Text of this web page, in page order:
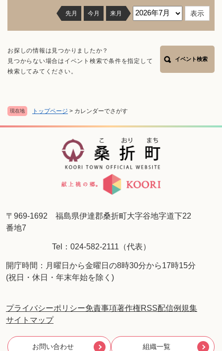
現在地 トップページ > カレンダーでさがす
先月 今月 来月
お探しの情報は見つかりましたか？
見つからない場合はイベント検索で条件を指定して
検索してみてください。
イベント検索
〒969-1692 福島県伊達郡桑折町大字谷地字道下22
番地7
Tel：024-582-2111（代表）
開庁時間：月曜日から金曜日の8時30分から17時15分
(祝日・休日・年末年始を除く)
プライバシーポリシー免責事項著作権RSS配信例規集
サイトマップ
お問い合わせ 組織一覧